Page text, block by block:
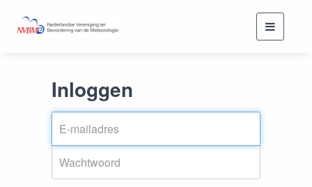
Toggle
Inloggen